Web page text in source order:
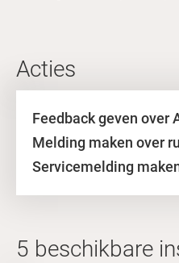
Acties
Feedback geven over
Melding maken over
Servicemelding
5 beschikbare